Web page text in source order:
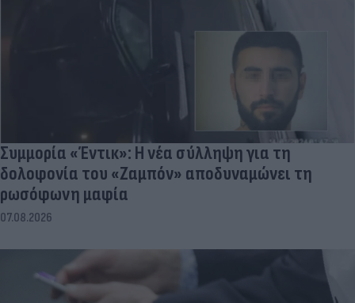
Συμμορία «Έντικ»: Η νέα σύλληψη για τη
δολοφονία του «Ζαμπόν» αποδυναμώνει τη
ρωσόφωνη μαφία
07.08.2026